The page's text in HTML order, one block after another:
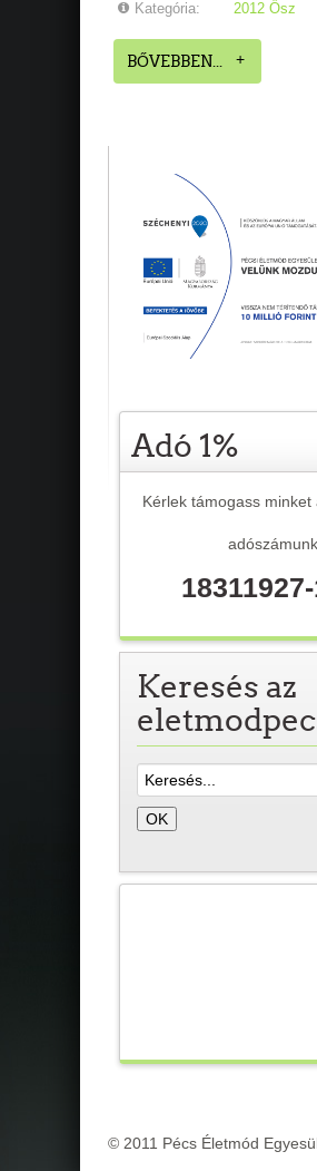
Kategória: 2012 Ősz
BŐVEBBEN...
Adó 1%
Kérlek támogass minket
Keresés az
© 2011 Pécs Életmód